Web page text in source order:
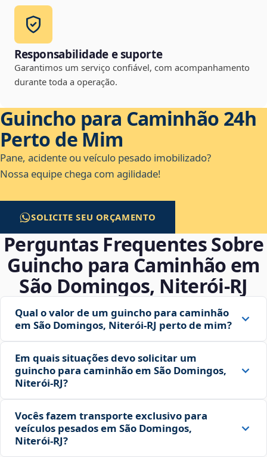
Responsabilidade e suporte
Garantimos um serviço confiável, com acompanhamento
durante toda a operação.
Guincho para Caminhão 24h
Perto de Mim
Pane, acidente ou veículo pesado imobilizado?
Nossa equipe chega com agilidade!
SOLICITE SEU ORÇAMENTO
Perguntas Frequentes Sobre
Guincho para Caminhão em
São Domingos, Niterói‑RJ
Qual o valor de um guincho para caminhão
em São Domingos, Niterói‑RJ perto de mim?
Em quais situações devo solicitar um
guincho para caminhão em São Domingos,
Niterói‑RJ?
Vocês fazem transporte exclusivo para
veículos pesados em São Domingos,
Niterói‑RJ?